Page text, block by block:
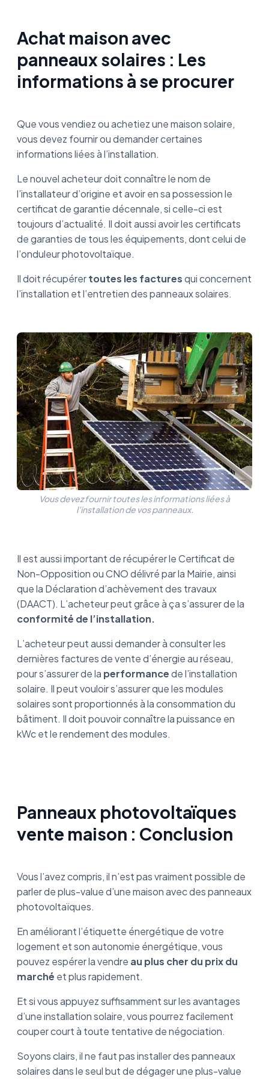
Achat maison avec
panneaux solaires : Les
informations à se procurer
Que vous vendiez ou achetiez une maison solaire,
vous devez fournir ou demander certaines
informations liées à l’installation.
Le nouvel acheteur doit connaître le nom de
l’installateur d’origine et avoir en sa possession le
certificat de garantie décennale, si celle-ci est
toujours d’actualité. Il doit aussi avoir les certificats
de garanties de tous les équipements, dont celui de
l’onduleur photovoltaïque.
Il doit récupérertoutes les facturesqui concernent
l’installation et l’entretien des panneaux solaires.
Vous devez fournir toutes les informations liées à
l’installation de vos panneaux.
Il est aussi important de récupérer le Certificat de
Non-Opposition ou CNO délivré par la Mairie, ainsi
que la Déclaration d’achèvement des travaux
(DAACT). L’acheteur peut grâce à ça s’assurer de la
conformité de l’installation.
L’acheteur peut aussi demander à consulter les
dernières factures de vente d’énergie au réseau,
pour s’assurer de la performancede l’installation
solaire. Il peut vouloir s’assurer que les modules
solaires sont proportionnés à la consommation du
bâtiment. Il doit pouvoir connaître la puissance en
kWc et le rendement des modules.
Panneaux photovoltaïques
vente maison : Conclusion
Vous l’avez compris, il n’est pas vraiment possible de
parler de plus-value d’une maison avec des panneaux
photovoltaïques.
En améliorant l’étiquette énergétique de votre
logement et son autonomie énergétique, vous
pouvez espérer la vendre au plus cher du prix du
marché et plus rapidement.
Et si vous appuyez suffisamment sur les avantages
d’une installation solaire, vous pourrez facilement
couper court à toute tentative de négociation.
Soyons clairs, il ne faut pas installer des panneaux
solaires dans le seul but de dégager une plus-value